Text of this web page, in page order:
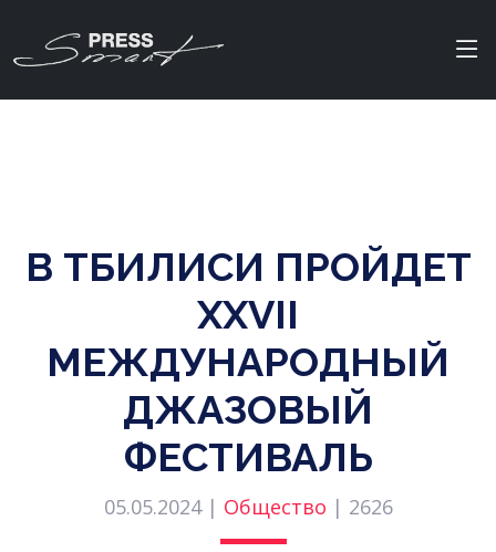
В ТБИЛИСИ ПРОЙДЕТ
XXVII
МЕЖДУНАРОДНЫЙ
ДЖАЗОВЫЙ
ФЕСТИВАЛЬ
05.05.2024 | Общество | 2626